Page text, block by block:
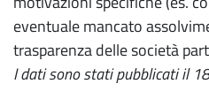
eventuale mancato
trasparenza delle società
I dati sono stati pubblicati il